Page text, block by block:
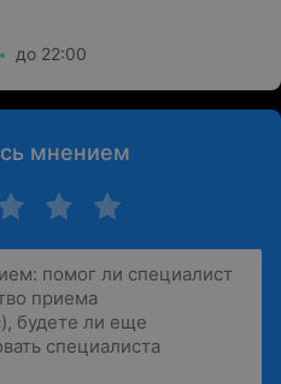
до 22:00
мнением